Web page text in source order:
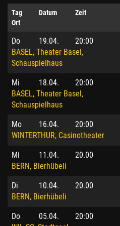
Tag Datum
Zeit
Ort
Do 19.04.
20:00
BASEL, Theater Basel,
Schauspielhaus
Mi 18.04.
20:00
BASEL, Theater Basel,
Schauspielhaus
Mo 16.04.
20:00
WINTERTHUR, Casinotheater
Mi 11.04.
20.00
BERN, Bierhübeli
Di 10.04.
20.00
BERN, Bierhübeli
Do 05.04.
20:00